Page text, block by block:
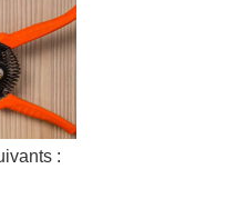
: